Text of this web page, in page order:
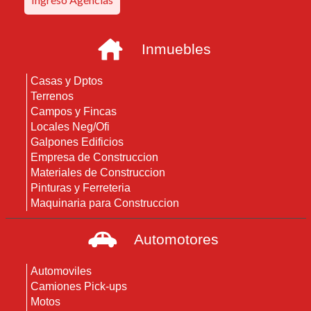
trabajar y aprender. - Puntualidad y
time.- Buena presencia y predisposición
para trabajar en equipo. Ofrecemos: -
Excelente ambiente laboral. - Posibilidad
de crecimiento. - Trabajo estable para
quien demuestre compromiso y
resultados. Si cumplís con los requisitos,
envianos tu CV por WhatsApp para
coordinar una entrevista 38843826
Inmuebles
Casas y Dptos
Terrenos
Campos y Fincas
Locales Neg/Ofi
Galpones Edificios
Empresa de Construccion
Materiales de Construccion
Pinturas y Ferreteria
Maquinaria para Construccion
Automotores
Automoviles
Camiones Pick-ups
Motos